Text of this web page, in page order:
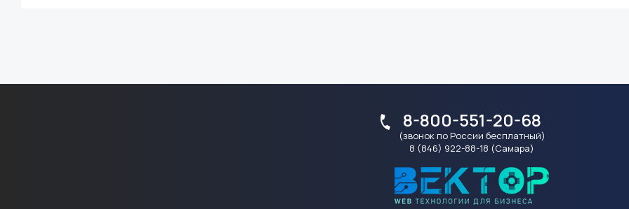
8-800-551-20-68
(звонок по России бесплатный)
8 (846) 922-88-18 (Самара)